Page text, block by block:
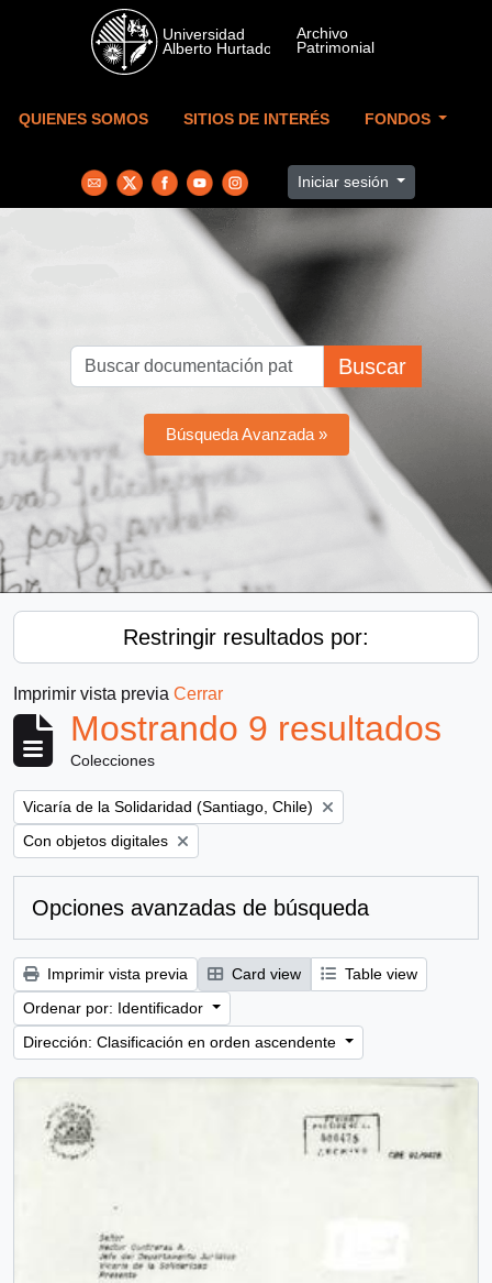
Skip to main content
QUIENES SOMOS SITIOS DE INTERÉS FONDOS
Iniciar sesión
Buscar
Búsqueda Avanzada »
Restringir resultados por:
Imprimir vista previa Cerrar
Mostrando 9 resultados
Colecciones
Remove filter:
Vicaría de la Solidaridad (Santiago, Chile)
Remove filter:
Con objetos digitales
Opciones avanzadas de búsqueda
Imprimir vista previa Card view
Table view
Ordenar por: Identificador
Dirección: Clasificación en orden ascendente